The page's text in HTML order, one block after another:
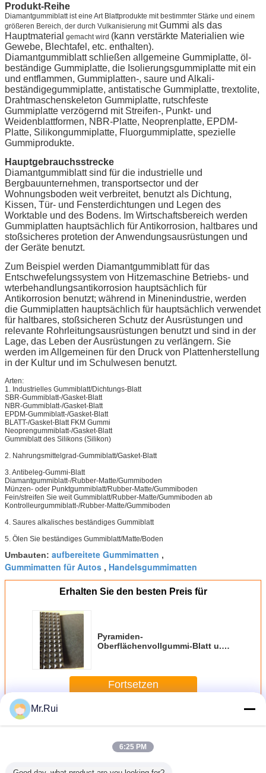
Produkt-Reihe
Diamantgummiblatt ist eine Art Blattprodukte mit bestimmter Stärke und einem
größeren Bereich, der durch Vulkanisierung mitGummi als das
Hauptmaterial gemacht wird (kann verstärkte Materialien wie
Gewebe, Blechtafel, etc. enthalten).
Diamantgummiblatt schließen allgemeine Gummiplatte, öl-
beständige Gummiplatte, die Isolierungsgummiplatte mit ein
und entflammen, Gummiplatten-, saure und Alkali-
beständigegummiplatte, antistatische Gummiplatte, trextolite,
Drahtmaschenskeleton Gummiplatte, rutschfeste
Gummiplatte verzögernd mit Streifen-, Punkt- und
Weidenblattformen, NBR-Platte, Neoprenplatte, EPDM-
Platte, Silikongummiplatte, Fluorgummiplatte, spezielle
Gummiprodukte.
Hauptgebrauchsstrecke
Diamantgummiblatt sind für die industrielle und
Bergbauunternehmen, transportsector und der
Wohnungsboden weit verbreitet, benutzt als Dichtung,
Kissen, Tür- und Fensterdichtungen und Legen des
Worktable und des Bodens. Im Wirtschaftsbereich werden
Gummiplatten hauptsächlich für Antikorrosion, haltbares und
stoßsicheres protetion der Anwendungsausrüstungen und
der Geräte benutzt.
Zum Beispiel werden Diamantgummiblatt für das
Entschwefelungssystem von Hitzemaschine Betriebs- und
wterbehandlungsantikorrosion hauptsächlich für
Antikorrosion benutzt; während in Minenindustrie, werden
die Gummiplatten hauptsächlich für hauptsächlich verwendet
für haltbares, stoßsicheren Schutz der Ausrüstungen und
relevante Rohrleitungsausrüstungen benutzt und sind in der
Lage, das Leben der Ausrüstungen zu verlängern. Sie
werden im Allgemeinen für den Druck von Plattenherstellung
in der Kultur und im Schulwesen benutzt.
Arten:
1. Industrielles Gummiblatt/Dichtungs-Blatt
SBR-Gummiblatt-/Gasket-Blatt
NBR-Gummiblatt-/Gasket-Blatt
EPDM-Gummiblatt-/Gasket-Blatt
BLATT-/Gasket-Blatt FKM Gummi
Neoprengummiblatt-/Gasket-Blatt
Gummiblatt des Silikons (Silikon)
2. Nahrungsmittelgrad-Gummiblatt/Gasket-Blatt
3. Antibeleg-Gummi-Blatt
Diamantgummiblatt-/Rubber-Matte/Gummiboden
Münzen- oder Punktgummiblatt/Rubber-Matte/Gummiboden
Fein/streifen Sie weit Gummiblatt/Rubber-Matte/Gummiboden ab
Kontrolleurgummiblatt-/Rubber-Matte/Gummiboden
4. Saures alkalisches beständiges Gummiblatt
5. Ölen Sie beständiges Gummiblatt/Matte/Boden
Umbauten: aufbereitete Gummimatten ,
Gummimatten für Autos , Handelsgummimatten
Erhalten Sie den besten Preis für
Pyramiden-
Oberflächenvollgummi-Blatt u.
Fortsetzen
Mehr
Mr.Rui
6:25 PM